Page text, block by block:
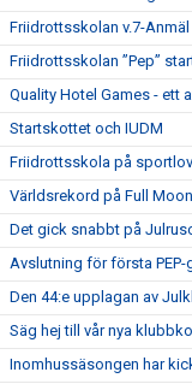
Friidrottsskolan v.7-
Friidrottsskolan ”Pep”
Quality Hotel Games - ett
Startskottet och IUDM
Friidrottsskola på
Världsrekord på Full
Det gick snabbt på
Avslutning för första PEP-
Den 44:e upplagan av
Säg hej till vår nya
Inomhussäsongen har